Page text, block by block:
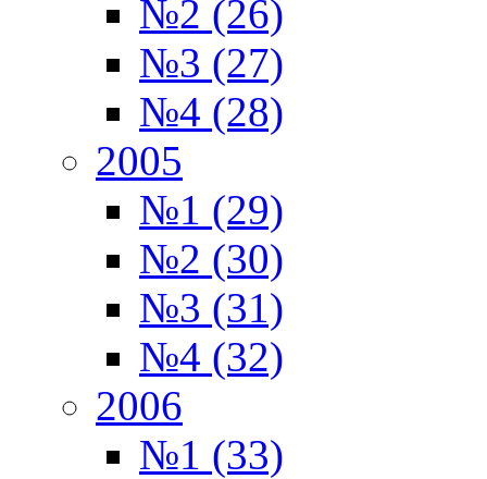
№2 (26)
№3 (27)
№4 (28)
2005
№1 (29)
№2 (30)
№3 (31)
№4 (32)
2006
№1 (33)